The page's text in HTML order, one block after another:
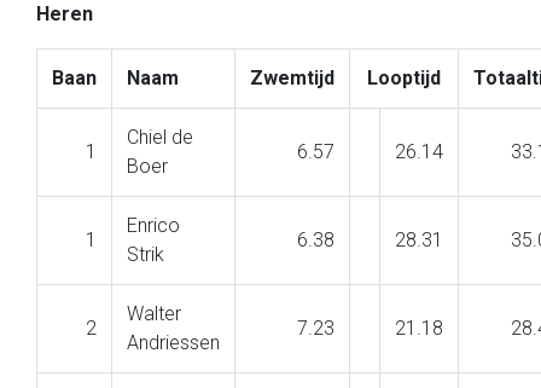
Heren
Baan Naam Zwemtijd Looptijd
1
Chiel de
Boer
6.57 26.14
1
Enrico
Strik
6.38 28.31
2
Walter
Andriessen
7.23 21.18